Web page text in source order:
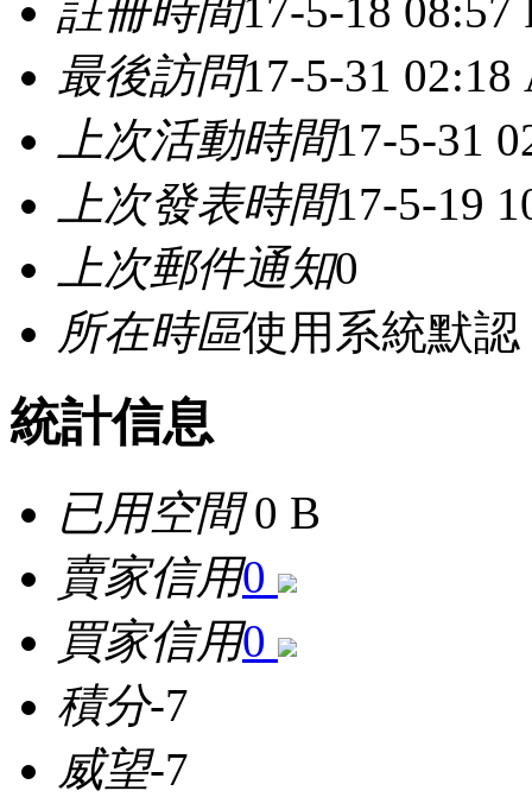
註冊時間17-5-18 08:57
最後訪問17-5-31 02:18
上次活動時間17-5-31
上次發表時間17-5-19
上次郵件通知0
所在時區使用系統默認
統計信息
已用空間0 B
賣家信用0
買家信用0
積分-7
威望-7